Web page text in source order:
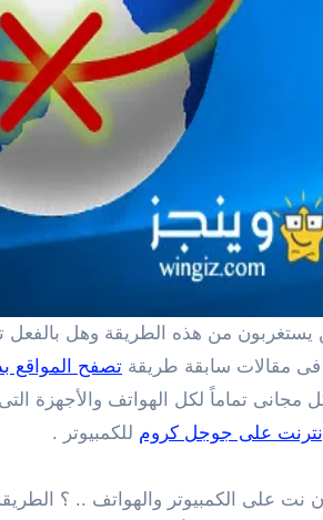
فى مقالات سابقة طريقة تصفح المواقع
تماماً لكل الهواتف والأجهزة
على جوجل كروم للكمبيوتر .
نت على الكمبيوتر والهواتف .. ؟